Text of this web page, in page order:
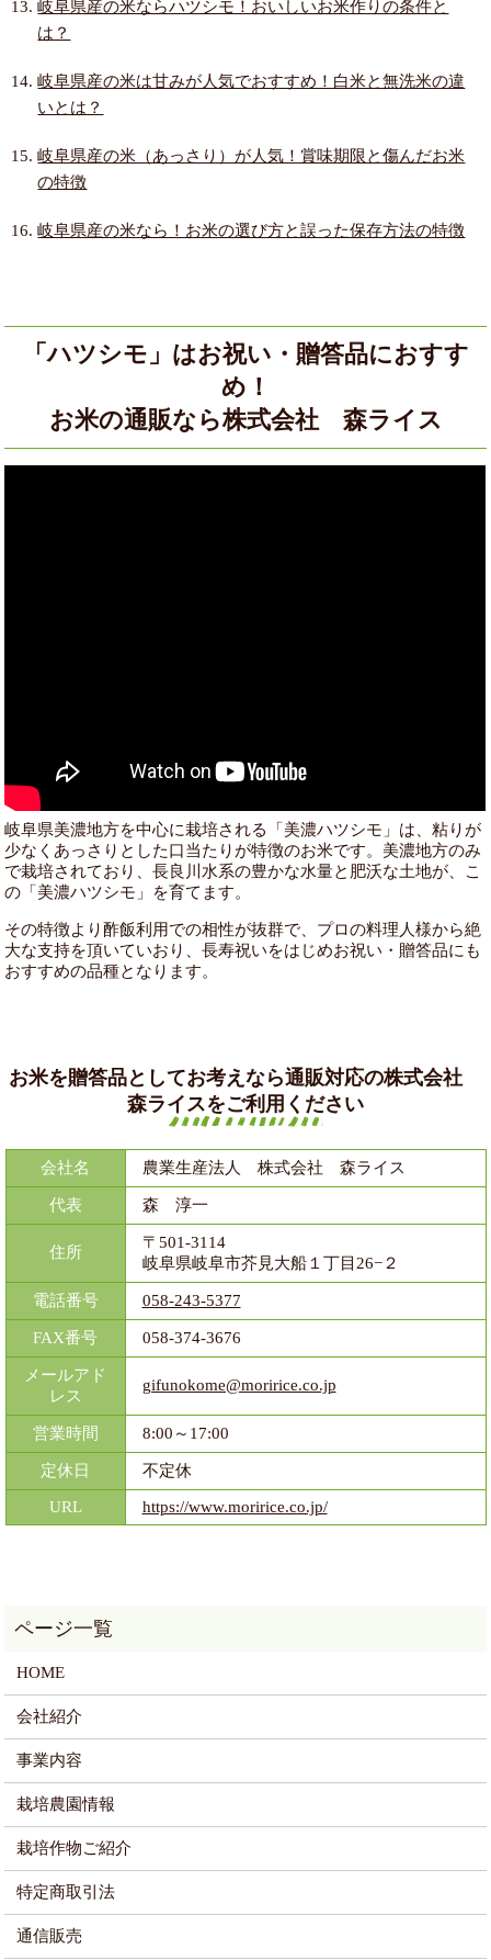
岐阜県産の米ならハツシモ！おいしいお米作りの条件と
は？
岐阜県産の米は甘みが人気でおすすめ！白米と無洗米の違
いとは？
岐阜県産の米（あっさり）が人気！賞味期限と傷んだお米
の特徴
岐阜県産の米なら！お米の選び方と誤った保存方法の特徴
「ハツシモ」はお祝い・贈答品におすす
め！
お米の通販なら株式会社 森ライス
岐阜県美濃地方を中心に栽培される「美濃ハツシモ」は、粘りが
少なくあっさりとした口当たりが特徴のお米です。美濃地方のみ
で栽培されており、長良川水系の豊かな水量と肥沃な土地が、こ
の「美濃ハツシモ」を育てます。
その特徴より酢飯利用での相性が抜群で、プロの料理人様から絶
大な支持を頂いていおり、長寿祝いをはじめお祝い・贈答品にも
おすすめの品種となります。
お米を贈答品としてお考えなら通販対応の株式会社
森ライスをご利用ください
会社名 農業生産法人 株式会社 森ライス
代表 森 淳一
住所
〒501-3114
岐阜県岐阜市芥見大船１丁目26−２
電話番号 058-243-5377
FAX番号 058-374-3676
メールアド
レス
gifunokome@moririce.co.jp
営業時間 8:00～17:00
定休日 不定休
URL https://www.moririce.co.jp/
HOME
会社紹介
事業内容
栽培農園情報
栽培作物ご紹介
特定商取引法
通信販売